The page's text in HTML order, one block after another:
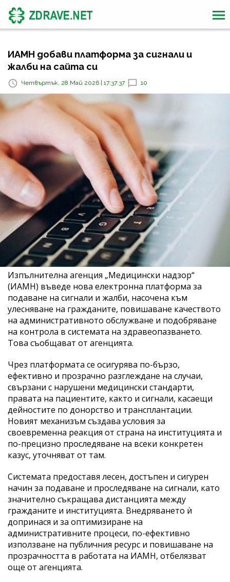
ИАМН добави платформа за сигнали и
жалби на сайта си
Четвъртък, 28 Май 2026 | 17:37:37 10
Изпълнителна агенция „Медицински надзор“
(ИАМН) въведе нова електронна платформа за
подаване на сигнали и жалби, насочена към
улесняване на гражданите, повишаване качеството
на административното обслужване и подобряване
на контрола в системата на здравеопазването.
Това съобщават от агенцията.
Чрез платформата се осигурява по-бързо,
ефективно и прозрачно разглеждане на случаи,
свързани с нарушени медицински стандарти,
правата на пациентите, както и сигнали, касаещи
дейностите по донорство и трансплантации.
Новият механизъм създава условия за
своевременна реакция от страна на институцията и
по-прецизно проследяване на всеки конкретен
казус, уточняват от там.
Системата предоставя лесен, достъпен и сигурен
начин за подаване и проследяване на сигнали, като
значително съкращава дистанцията между
гражданите и институцията. Внедряването ѝ
допринася и за оптимизиране на
административните процеси, по-ефективно
използване на публичния ресурс и повишаване на
прозрачността в работата на ИАМН, отбелязват
още от агенцията.